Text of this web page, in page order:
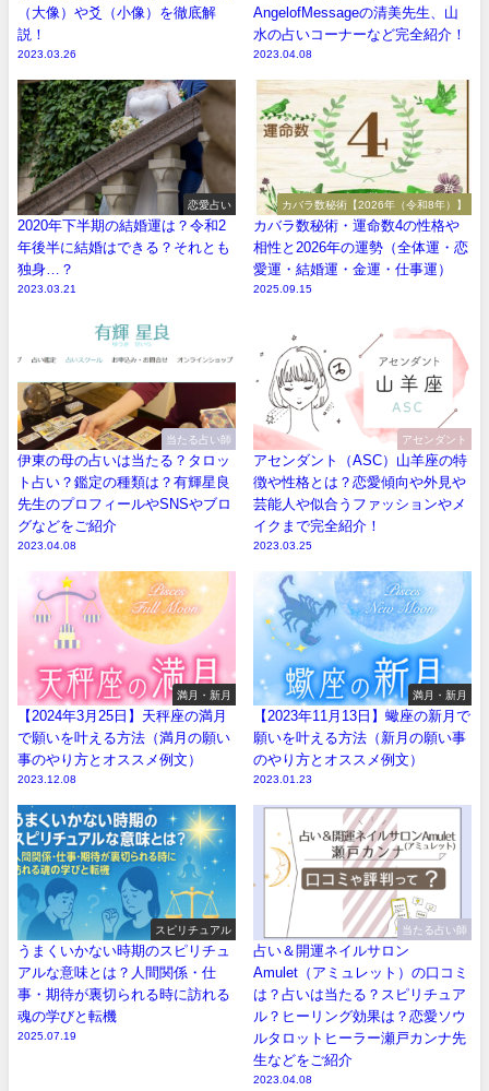
（大像）や爻（小像）を徹底解
説！
2023.03.26
AngelofMessageの清美先生、山
水の占いコーナーなど完全紹介！
2023.04.08
恋愛占い
2020年下半期の結婚運は？令和2
年後半に結婚はできる？それとも
独身…？
2023.03.21
カバラ数秘術【2026年（令和8年）】
カバラ数秘術・運命数4の性格や
相性と2026年の運勢（全体運・恋
愛運・結婚運・金運・仕事運）
2025.09.15
当たる占い師
伊東の母の占いは当たる？タロッ
ト占い？鑑定の種類は？有輝星良
先生のプロフィールやSNSやブロ
グなどをご紹介
2023.04.08
アセンダント
アセンダント（ASC）山羊座の特
徴や性格とは？恋愛傾向や外見や
芸能人や似合うファッションやメ
イクまで完全紹介！
2023.03.25
満月・新月
【2024年3月25日】天秤座の満月
で願いを叶える方法（満月の願い
事のやり方とオススメ例文）
2023.12.08
満月・新月
【2023年11月13日】蠍座の新月で
願いを叶える方法（新月の願い事
のやり方とオススメ例文）
2023.01.23
スピリチュアル
うまくいかない時期のスピリチュ
アルな意味とは？人間関係・仕
事・期待が裏切られる時に訪れる
魂の学びと転機
2025.07.19
当たる占い師
占い＆開運ネイルサロン
Amulet（アミュレット）の口コミ
は？占いは当たる？スピリチュア
ル？ヒーリング効果は？恋愛ソウ
ルタロットヒーラー瀬戸カンナ先
生などをご紹介
2023.04.08